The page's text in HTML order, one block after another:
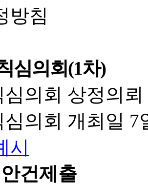
방침
심의회(1차)
심의회 상정의
심의회 개최일 7
시
건제출